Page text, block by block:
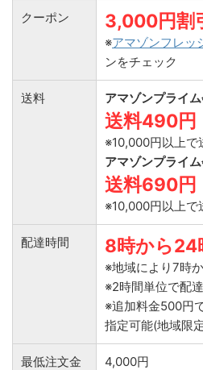
クーポン 3,000円割
※アマゾンフレッ
ンをチェック
送料 アマゾンプライ
送料490円
※10,000円以上で
アマゾンプライ
送料690円
※10,000円以上で
配達時間 8時から24
※地域により7時
※2時間単位で配
※追加料金500円
指定可能(地域限
最低注文金
4,000円